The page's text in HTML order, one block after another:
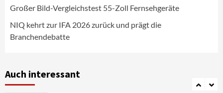
Großer Bild-Vergleichstest 55-Zoll Fernsehgeräte
NIQ kehrt zur IFA 2026 zurück und prägt die
Branchendebatte
Auch interessant
6
CHERRY baut Vertriebsteam in
7
Klimageräte und Ventilatoren